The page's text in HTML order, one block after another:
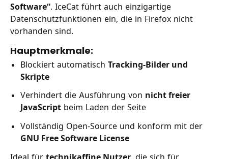
Software“. IceCat führt auch einzigartige
Datenschutzfunktionen ein, die in Firefox nicht
vorhanden sind.
Hauptmerkmale:
Blockiert automatisch Tracking-Bilder und
Skripte
Verhindert die Ausführung von nicht freier
JavaScript beim Laden der Seite
Vollständig Open-Source und konform mit der
GNU Free Software License
Ideal für technikaffine Nutzer, die sich für